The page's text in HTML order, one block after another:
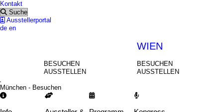
Kontakt
Suche
Ausstellerportal
de en
BESUCHEN
AUSSTELLEN
WIEN
BESUCHEN
AUSSTELLEN
München - Besuchen